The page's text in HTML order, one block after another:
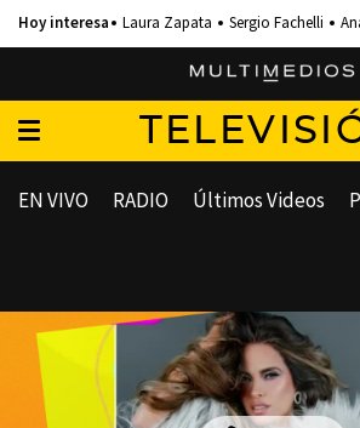
Laura Zapata Sergio Fachelli
EN VIVO RADIO Últimos Videos